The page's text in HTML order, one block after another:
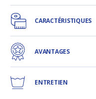
CARACTÉRISTIQUES
AVANTAGES
ENTRETIEN